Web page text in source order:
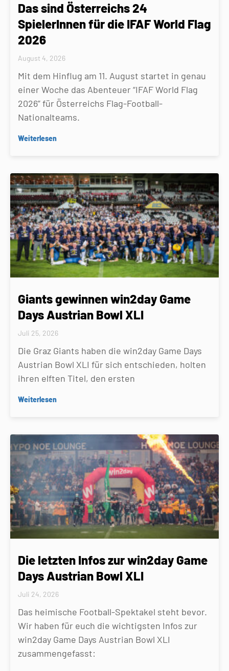
Das sind Österreichs 24
SpielerInnen für die IFAF World Flag
2026
August 4, 2026
Mit dem Hinflug am 11. August startet in genau
einer Woche das Abenteuer “IFAF World Flag
2026” für Österreichs Flag-Football-
Nationalteams.
Weiterlesen
Giants gewinnen win2day Game
Days Austrian Bowl XLI
Juli 25, 2026
Die Graz Giants haben die win2day Game Days
Austrian Bowl XLI für sich entschieden, holten
ihren elften Titel, den ersten
Weiterlesen
Die letzten Infos zur win2day Game
Days Austrian Bowl XLI
Juli 24, 2026
Das heimische Football-Spektakel steht bevor.
Wir haben für euch die wichtigsten Infos zur
win2day Game Days Austrian Bowl XLI
zusammengefasst: